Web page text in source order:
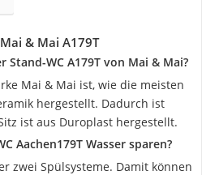
& Mai A179T
WC A179T von Mai & Mai?
Mai & Mai ist, wie die meisten
hergestellt. Dadurch ist
ist aus Duroplast hergestellt.
Aachen179T Wasser sparen?
zwei Spülsysteme. Damit können